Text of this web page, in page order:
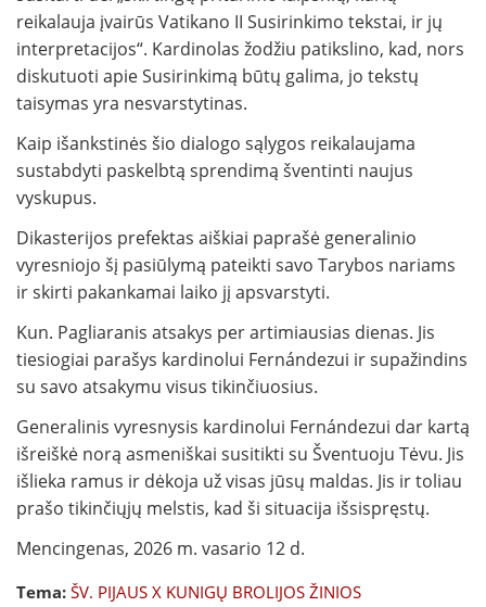
reikalauja įvairūs Vatikano II Susirinkimo tekstai, ir jų
interpretacijos“. Kardinolas žodžiu patikslino, kad, nors
diskutuoti apie Susirinkimą būtų galima, jo tekstų
taisymas yra nesvarstytinas.
Kaip išankstinės šio dialogo sąlygos reikalaujama
sustabdyti paskelbtą sprendimą šventinti naujus
vyskupus.
Dikasterijos prefektas aiškiai paprašė generalinio
vyresniojo šį pasiūlymą pateikti savo Tarybos nariams
ir skirti pakankamai laiko jį apsvarstyti.
Kun. Pagliaranis atsakys per artimiausias dienas. Jis
tiesiogiai parašys kardinolui Fernándezui ir supažindins
su savo atsakymu visus tikinčiuosius.
Generalinis vyresnysis kardinolui Fernándezui dar kartą
išreiškė norą asmeniškai susitikti su Šventuoju Tėvu. Jis
išlieka ramus ir dėkoja už visas jūsų maldas. Jis ir toliau
prašo tikinčiųjų melstis, kad ši situacija išsispręstų.
Mencingenas, 2026 m. vasario 12 d.
Tema: ŠV. PIJAUS X KUNIGŲ BROLIJOS ŽINIOS